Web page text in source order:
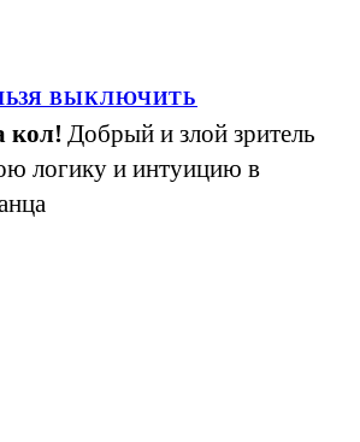
ВЫКЛЮЧИТЬ
кол! Добрый и злой зритель
логику и интуицию в